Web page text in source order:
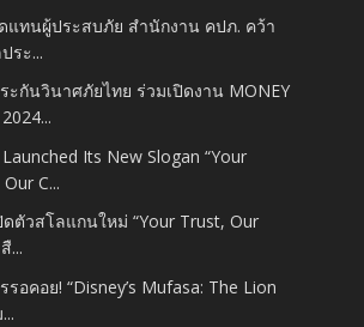
แทนผู้ประสบภัย สำนักงาน คปภ. คว้า
ระ...
ะกันวินาศภัยไทย ร่วมเปิดงาน MONEY
Its New Slogan “Your
C...
ดตัวสโลแกนใหม่ “Your Trust, Our
...
อคอย! “Disney’s Mufasa: The Lion